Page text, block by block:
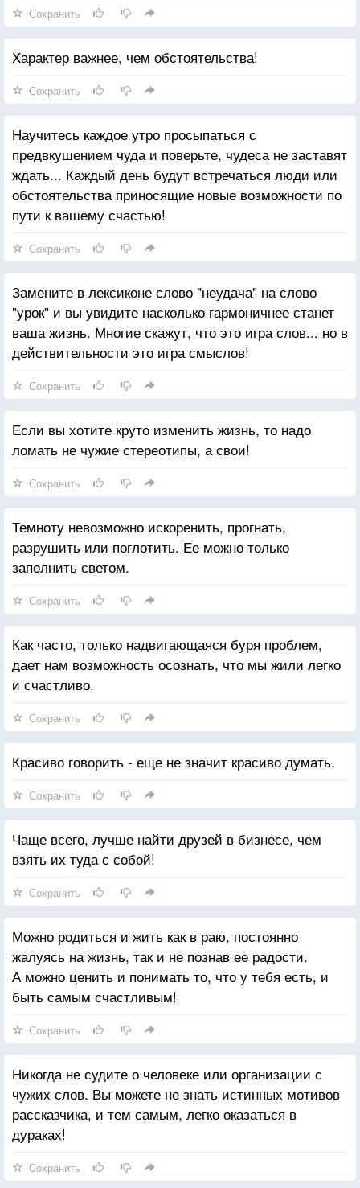
Сохранить
Характер важнее, чем обстоятельства!
Сохранить
Научитесь каждое утро просыпаться с
предвкушением чуда и поверьте, чудеса не заставят
ждать... Каждый день будут встречаться люди или
обстоятельства приносящие новые возможности по
пути к вашему счастью!
Сохранить
Замените в лексиконе слово "неудача" на слово
"урок" и вы увидите насколько гармоничнее станет
ваша жизнь. Многие скажут, что это игра слов... но в
действительности это игра смыслов!
Сохранить
Если вы хотите круто изменить жизнь, то надо
ломать не чужие стереотипы, а свои!
Сохранить
Темноту невозможно искоренить, прогнать,
разрушить или поглотить. Ее можно только
заполнить светом.
Сохранить
Как часто, только надвигающаяся буря проблем,
дает нам возможность осознать, что мы жили легко
и счастливо.
Сохранить
Красиво говорить - еще не значит красиво думать.
Сохранить
Чаще всего, лучше найти друзей в бизнесе, чем
взять их туда с собой!
Сохранить
Можно родиться и жить как в раю, постоянно
жалуясь на жизнь, так и не познав ее радости.
А можно ценить и понимать то, что у тебя есть, и
быть самым счастливым!
Сохранить
Никогда не судите о человеке или организации с
чужих слов. Вы можете не знать истинных мотивов
рассказчика, и тем самым, легко оказаться в
дураках!
Сохранить